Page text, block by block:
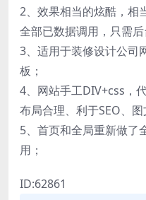
2、效果相当的炫酷，相
全部已数据调用，只需
3、适用于装修设计公司
板；
4、网站手工DIV+css，
布局合理、利于SEO、
5、首页和全局重新做了
用；
ID:62861